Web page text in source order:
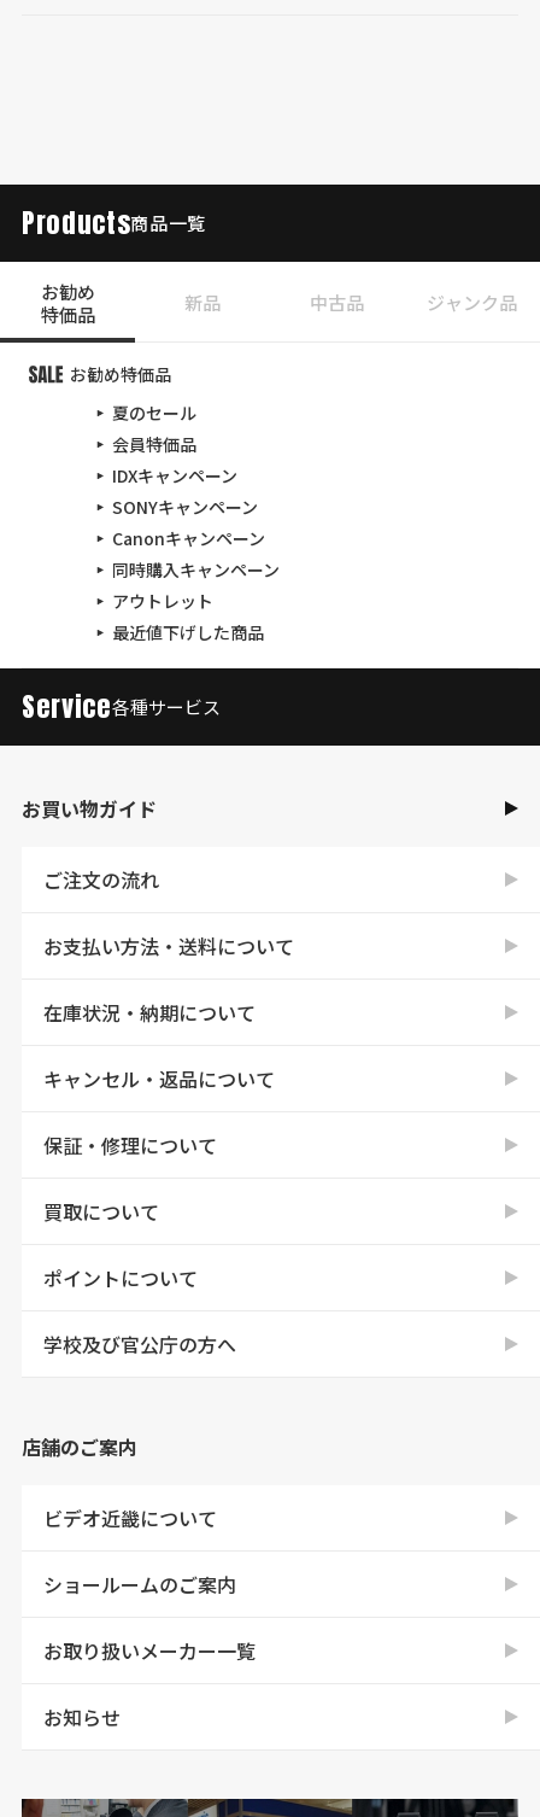
Products商品一覧
お勧め
特価品
新品 中古品 ジャンク品
お勧め特価品
夏のセール
会員特価品
IDXキャンペーン
SONYキャンペーン
Canonキャンペーン
同時購入キャンペーン
アウトレット
最近値下げした商品
Service各種サービス
お買い物ガイド
ご注文の流れ
お支払い方法・送料について
在庫状況・納期について
キャンセル・返品について
保証・修理について
買取について
ポイントについて
学校及び官公庁の方へ
店舗のご案内
ビデオ近畿について
ショールームのご案内
お取り扱いメーカー一覧
お知らせ